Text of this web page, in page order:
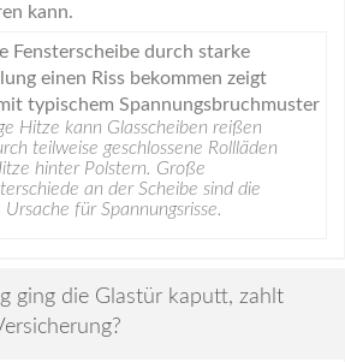
kann.
Hitze kann Glasscheiben reißen
teilweise geschlossene Rollläden
hinter Polstern. Große
an der Scheibe sind die
Ursache für Spannungsrisse.
ging die Glastür kaputt, zahlt